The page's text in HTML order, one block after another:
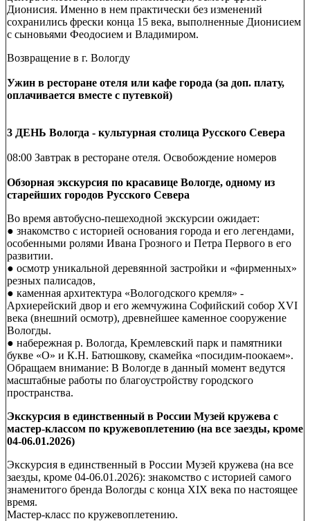
Дионисия. Именно в нем практически без изменений
сохранились фрески конца 15 века, выполненные Дионисием
с сыновьями Феодосием и Владимиром.
Возвращение в г. Вологду
Ужин в ресторане отеля или кафе города (за доп. плату,
оплачивается вместе с путевкой)
3 ДЕНЬ Вологда - культурная столица Русского Севера
08:00 Завтрак в ресторане отеля. Освобождение номеров
Обзорная экскурсия по красавице Вологде, одному из
старейших городов Русского Севера
Во время автобусно-пешеходной экскурсии ожидает:
● знакомство с историей основания города и его легендами,
особенными ролями Ивана Грозного и Петра Первого в его
развитии.
● осмотр уникальной деревянной застройки и «фирменных»
резных палисадов,
● каменная архитектура «Вологодского кремля» -
Архиерейский двор и его жемчужина Софийский собор XVI
века (внешний осмотр), древнейшее каменное сооружение
Вологды.
● набережная р. Вологда, Кремлевский парк и памятники
букве «О» и К.Н. Батюшкову, скамейка «посидим-поокаем».
Обращаем внимание: В Вологде в данный момент ведутся
масштабные работы по благоустройству городского
пространства.
Экскурсия в единственный в России Музей кружева с
мастер-классом по кружевоплетению (на все заезды, кроме
04-06.01.2026)
Экскурсия в единственный в России Музей кружева (на все
заезды, кроме 04-06.01.2026): знакомство с историей самого
знаменитого бренда Вологды с конца XIX века по настоящее
время.
Мастер-класс по кружевоплетению.